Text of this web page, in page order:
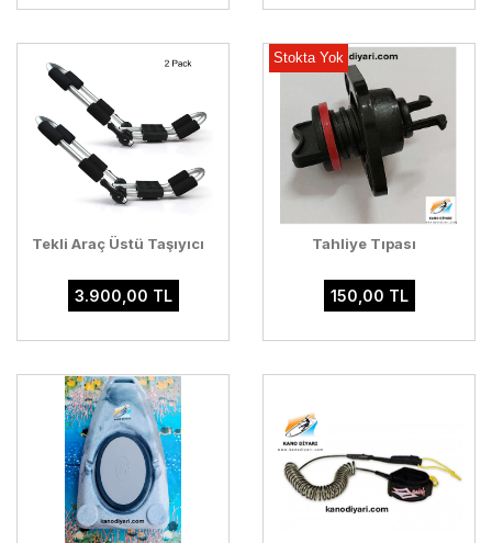
Tekli Araç Üstü Taşıyıcı
3.900,00 TL
Stokta Yok
Tahliye Tıpası
150,00 TL